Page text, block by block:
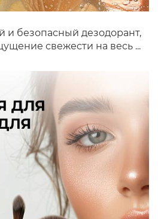
безопасный дезодорант,
свежести на весь ...